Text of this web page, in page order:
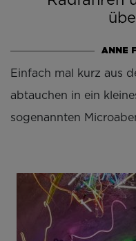
ANNE
Einfach mal kurz aus
abtauchen in ein
sogenannten